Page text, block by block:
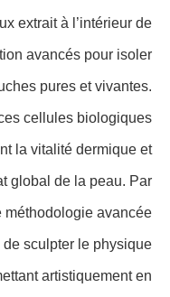
extrait à l’intérieur de
avancés pour isoler
pures et vivantes.
cellules biologiques
la vitalité dermique et
global de la peau. Par
méthodologie avancée
de sculpter le physique
artistiquement en